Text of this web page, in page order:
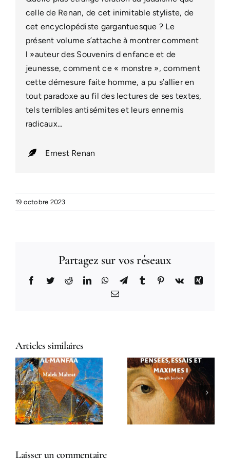
celle de Renan, de cet inimitable styliste, de
cet encyclopédiste gargantuesque ? Le
présent volume s’attache à montrer comment
l »auteur des Souvenirs d enfance et de
jeunesse, comment ce « monstre », comment
cette démesure faite homme, a pu s’allier en
tout paradoxe au fil des lectures de ses textes,
tels terribles antisémites et leurs ennemis
radicaux…
Ernest Renan
19 octobre 2023
Partagez sur vos réseaux
Facebook
TwitterRedditLinkedInWhatsApp
TelegramTumblr Pinterest
Vk
Xing
Email
Articles similaires
Pensées, essais
et maximes I
Pour être
socialiste
Laisser un commentaire